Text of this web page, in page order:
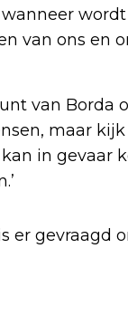
van ons en
van Borda
maar
in gevaar
er gevraagd